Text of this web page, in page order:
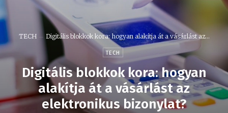
TECH Digitális blokkok kora: hogyan alakítja át a vásárlást az...
TECH
Digitális blokkok kora: hogyan
alakítja át a vásárlást az
elektronikus bizonylat?